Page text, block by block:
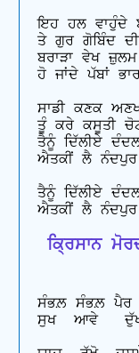
ਇਹ ਹਲ ਵਾਹੁੰਦੇ
ਤੇ ਗੁਰ ਗੋਬਿੰਦ
ਬਰਾੜਾ ਵੇਖ
ਹੋ ਜਾਂਦੇ ਪੱਬਾਂ
ਸਾਡੀ ਕਣਕ
ਤੂੰ ਕਰੇ ਕਸੂਤੀ
ਤੈਨੂੰ ਦਿੱਲੀਏ
ਐਤਕੀਂ ਲੈ
ਤੈਨੂੰ ਦਿੱਲੀਏ
ਕ੍ਰਿਸਾਨ
ਸੰਭਲ਼ ਸੰਭਲ਼ ਪੈਰ
ਸੁਖ  ਆਵੇ   ਦੁੱਖ